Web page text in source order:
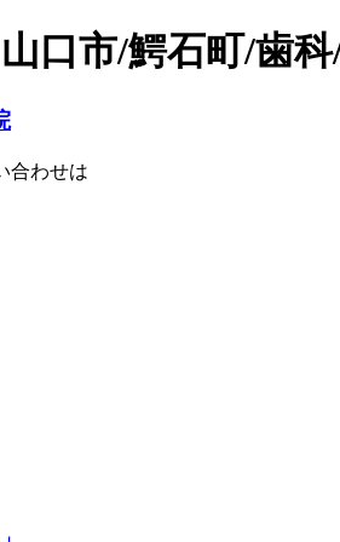
口市/鰐石町/歯
合わせは